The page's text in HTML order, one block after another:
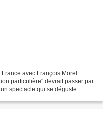
avec François Morel...
particulière" devrait passer par
spectacle qui se déguste